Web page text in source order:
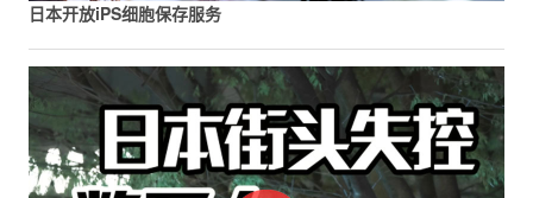
日本开放iPS细胞保存服务